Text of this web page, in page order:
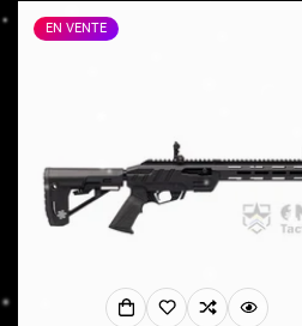
EN VENTE